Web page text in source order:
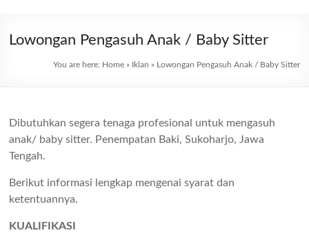
Lowongan Pengasuh Anak / Baby Sitter
You are here: Home» Iklan » Lowongan Pengasuh Anak / Baby Sitter
Dibutuhkan segera tenaga profesional untuk mengasuh
anak/ baby sitter. Penempatan Baki, Sukoharjo, Jawa
Tengah.
Berikut informasi lengkap mengenai syarat dan
ketentuannya.
KUALIFIKASI